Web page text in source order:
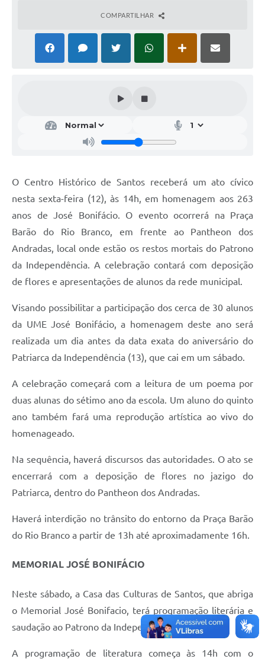
COMPARTILHAR
O Centro Histórico de Santos receberá um ato cívico
nesta sexta-feira (12), às 14h, em homenagem aos 263
anos de José Bonifácio. O evento ocorrerá na Praça
Barão do Rio Branco, em frente ao Pantheon dos
Andradas, local onde estão os restos mortais do Patrono
da Independência. A celebração contará com deposição
de flores e apresentações de alunos da rede municipal.
Visando possibilitar a participação dos cerca de 30 alunos
da UME José Bonifácio, a homenagem deste ano será
realizada um dia antes da data exata do aniversário do
Patriarca da Independência (13), que cai em um sábado.
A celebração começará com a leitura de um poema por
duas alunas do sétimo ano da escola. Um aluno do quinto
ano também fará uma reprodução artística ao vivo do
homenageado.
Na sequência, haverá discursos das autoridades. O ato se
encerrará com a deposição de flores no jazigo do
Patriarca, dentro do Pantheon dos Andradas.
Haverá interdição no trânsito do entorno da Praça Barão
do Rio Branco a partir de 13h até aproximadamente 16h.
MEMORIAL JOSÉ BONIFÁCIO
Neste sábado, a Casa das Culturas de Santos, que abriga
o Memorial José Bonifacio, terá programação literária e
saudação ao Patrono da Independência.
A programação de literatura começa às 14h com o